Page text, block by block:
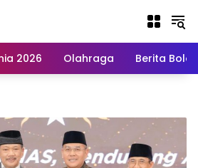
2026 Olahraga Berita Bola